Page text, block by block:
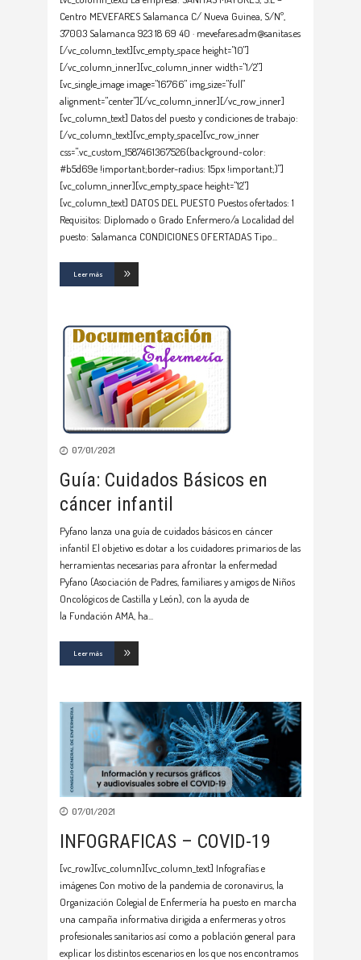
Centro MEVEFARES Salamanca C/ Nueva Guinea, S/Nº,
37003 Salamanca 923 18 69 40 · mevefares.adm@sanitas.es
[/vc_column_text][vc_empty_space height="10"]
[/vc_column_inner][vc_column_inner width="1/2"]
[vc_single_image image="16766" img_size="full"
alignment="center"][/vc_column_inner][/vc_row_inner]
[vc_column_text] Datos del puesto y condiciones de trabajo:
[/vc_column_text][vc_empty_space][vc_row_inner
css=".vc_custom_1587461367526{background-color:
#b5d69e !important;border-radius: 15px !important;}"]
[vc_column_inner][vc_empty_space height="12"]
[vc_column_text] DATOS DEL PUESTO Puestos ofertados: 1
Requisitos: Diplomado o Grado Enfermero/a Localidad del
puesto: Salamanca CONDICIONES OFERTADAS Tipo
Leer más
07/01/2021
Guía: Cuidados Básicos en
cáncer infantil
Pyfano lanza una guía de cuidados básicos en cáncer
infantil El objetivo es dotar a los cuidadores primarios de las
herramientas necesarias para afrontar la enfermedad
Pyfano (Asociación de Padres, familiares y amigos de Niños
Oncológicos de Castilla y León), con la ayuda de
la Fundación AMA, ha
Leer más
07/01/2021
INFOGRAFICAS – COVID-19
[vc_row][vc_column][vc_column_text] Infografías e
imágenes Con motivo de la pandemia de coronavirus, la
Organización Colegial de Enfermería ha puesto en marcha
una campaña informativa dirigida a enfermeras y otros
profesionales sanitarios así como a población general para
explicar los distintos escenarios en los que nos encontramos